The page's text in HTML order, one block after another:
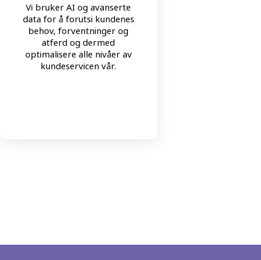
Vi bruker AI og avanserte
data for å forutsi kundenes
behov, forventninger og
atferd og dermed
optimalisere alle nivåer av
kundeservicen vår.